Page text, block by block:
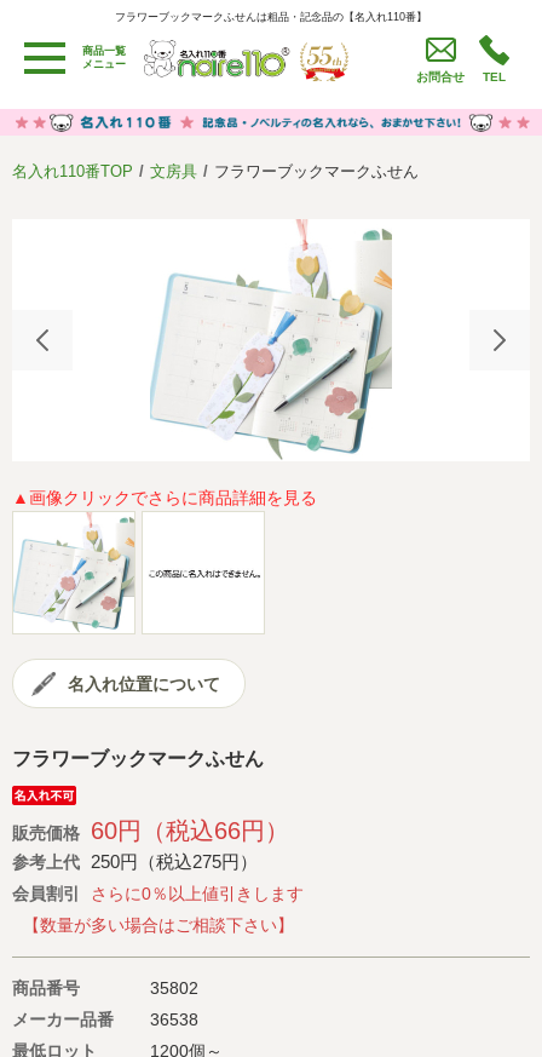
フラワーブックマークふせんは粗品・記念品の【名入れ110番】
フラワーブックマークふせんは粗品・記念品の【名入れ110番】
商品一覧
メニュー
お問合せ TEL
用途別カテゴリ
卒園・卒業記念品
労働組合・設立記念・周年記念
うちわ・扇子・ファン
イベント・パーティーグッズ
食品・お菓子
セール品グッズ
名入れについて
特定商取引法に基づく表記
著作権と推奨環境について プライバシーポリシー
よくある質問 採用情報
会社概要
名入れ110番TOP 文房具 フラワーブックマークふせん
▲画像クリックでさらに商品詳細を見る
名入れ位置について
フラワーブックマークふせん
販売価格 60円（税込66円）
参考上代 250円（税込275円）
会員割引
さらに0％以上値引きします
【数量が多い場合はご相談下さい】
商品番号
35802
メーカー品番
36538
最低ロット
1200個～